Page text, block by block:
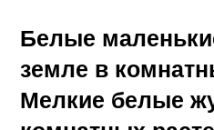
Белые
земле в
Мелкие белые